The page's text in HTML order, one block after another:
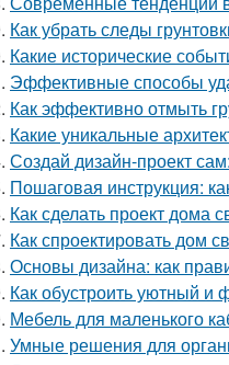
Как убрать следы
Какие исторические
Эффективные способы
Как эффективно отмыть
Какие уникальные
Создай дизайн-проект
Пошаговая инструкция:
Как сделать проект дома
Как спроектировать дом
Основы дизайна: как
Как обустроить уютный и
Мебель для маленького
Умные решения для